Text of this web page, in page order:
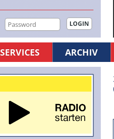
SERVICES ARCHIV